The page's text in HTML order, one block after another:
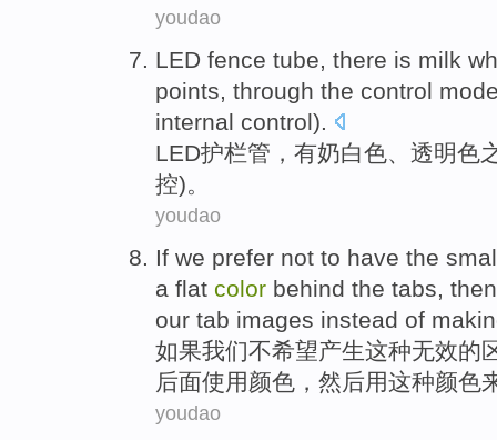
youdao
LED fence tube, there is milk
points, through the control
internal control).
LED护栏管 ， 有奶白色、 透明色
控)。
youdao
If we prefer not to have the
a flat color behind the tabs then
our tab images instead of
如果我们不希望产生这种无效的
后面使用颜色 ， 然后用这种颜色
youdao